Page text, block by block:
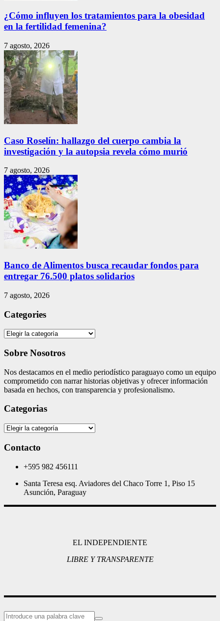
¿Cómo influyen los tratamientos para la obesidad
en la fertilidad femenina?
7 agosto, 2026
Caso Roselín: hallazgo del cuerpo cambia la
investigación y la autopsia revela cómo murió
7 agosto, 2026
Banco de Alimentos busca recaudar fondos para
entregar 76.500 platos solidarios
7 agosto, 2026
Categories
Categories
Sobre Nosotros
Nos destacamos en el medio periodístico paraguayo como un equipo
comprometido con narrar historias objetivas y ofrecer información
basada en hechos, con transparencia y profesionalismo.
Categorias
Categorias
Contacto
+595 982 456111
Santa Teresa esq. Aviadores del Chaco Torre 1, Piso 15
Asunción, Paraguay
EL INDEPENDIENTE
LIBRE Y TRANSPARENTE